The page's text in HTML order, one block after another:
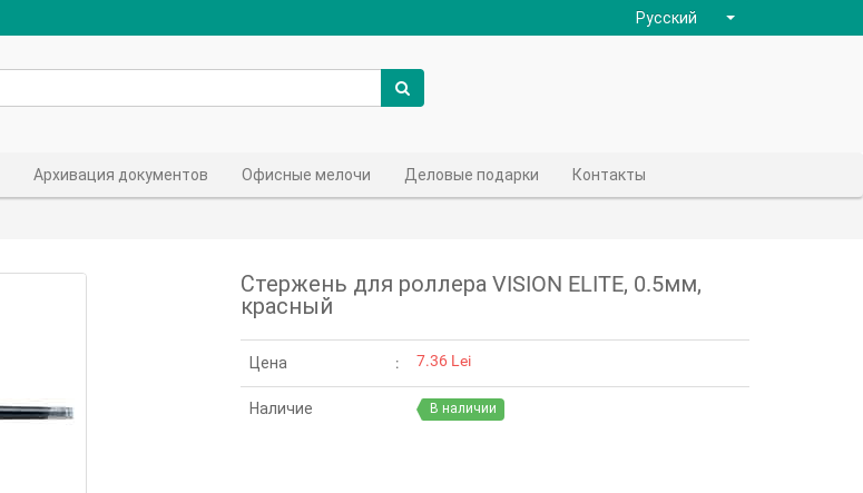
Русский
Архивация документов Офисные мелочи Деловые подарки Контакты
Стержень для роллера VISION ELITE, 0.5мм,
красный
Цена 7.36 Lei
Наличие В наличии